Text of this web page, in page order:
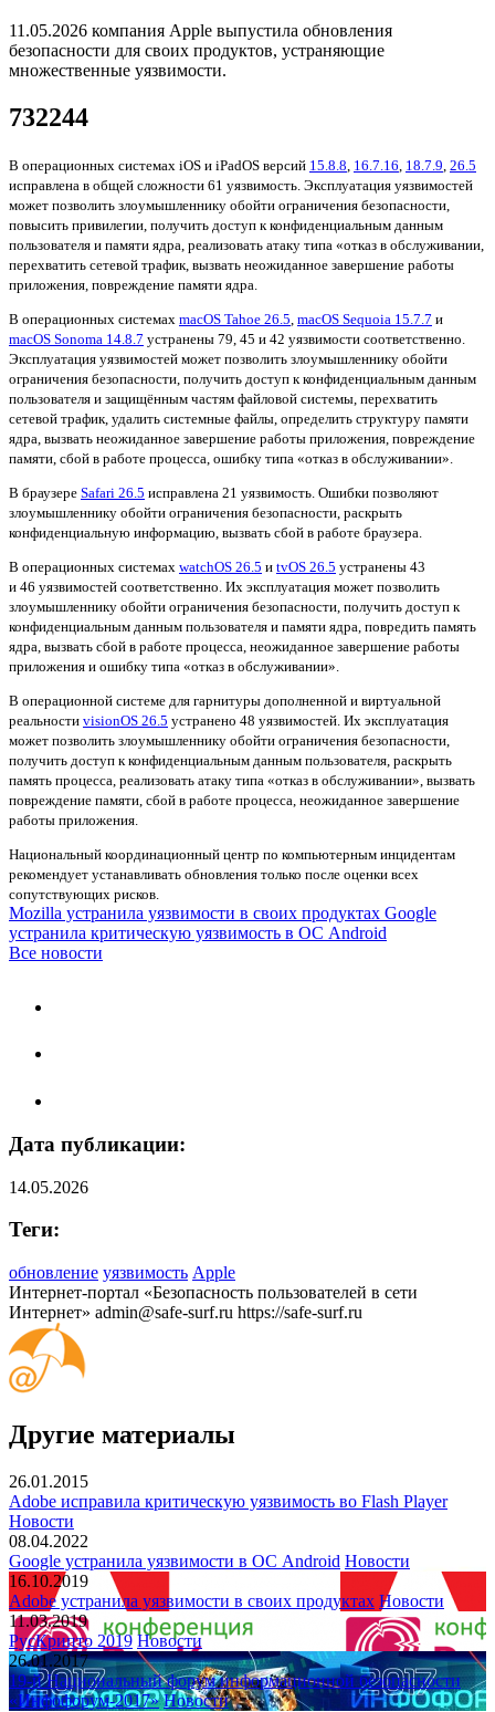
11.05.2026 компания Apple выпустила обновления
безопасности для своих продуктов, устраняющие
множественные уязвимости.
732244
В операционных системах iOS и iPadOS версий 15.8.8 16.7.16 18.7.9 26.5
исправлена в общей сложности 61 уязвимость. Эксплуатация уязвимостей
может позволить злоумышленнику обойти ограничения безопасности,
повысить привилегии, получить доступ к конфиденциальным данным
пользователя и памяти ядра, реализовать атаку типа «отказ в обслуживании,
перехватить сетевой трафик, вызвать неожиданное завершение работы
приложения, повреждение памяти ядра.
В операционных системах macOS Tahoe 26.5 macOS Sequoia 15.7.7 и
macOS Sonoma 14.8.7 устранены 79, 45 и 42 уязвимости соответственно.
Эксплуатация уязвимостей может позволить злоумышленнику обойти
ограничения безопасности, получить доступ к конфиденциальным данным
пользователя и защищённым частям файловой системы, перехватить
сетевой трафик, удалить системные файлы, определить структуру памяти
ядра, вызвать неожиданное завершение работы приложения, повреждение
памяти, сбой в работе процесса, ошибку типа «отказ в обслуживании».
В браузере Safari 26.5 исправлена 21 уязвимость. Ошибки позволяют
злоумышленнику обойти ограничения безопасности, раскрыть
конфиденциальную информацию, вызвать сбой в работе браузера.
В операционных системах watchOS 26.5 и tvOS 26.5 устранены 43
и 46 уязвимостей соответственно. Их эксплуатация может позволить
злоумышленнику обойти ограничения безопасности, получить доступ к
конфиденциальным данным пользователя и памяти ядра, повредить память
ядра, вызвать сбой в работе процесса, неожиданное завершение работы
приложения и ошибку типа «отказ в обслуживании».
В операционной системе для гарнитуры дополненной и виртуальной
реальности visionOS 26.5 устранено 48 уязвимостей. Их эксплуатация
может позволить злоумышленнику обойти ограничения безопасности,
получить доступ к конфиденциальным данным пользователя, раскрыть
память процесса, реализовать атаку типа «отказ в обслуживании», вызвать
повреждение памяти, сбой в работе процесса, неожиданное завершение
работы приложения.
Национальный координационный центр по компьютерным инцидентам
рекомендует устанавливать обновления только после оценки всех
сопутствующих рисков.
Mozilla устранила уязвимости в своих продуктах Google
устранила критическую уязвимость в ОС Android
Все новости
Дата публикации:
14.05.2026
Теги:
обновление уязвимость Apple
Интернет-портал «Безопасность пользователей в сети
Интернет» admin@safe-surf.ru https://safe-surf.ru
Другие материалы
26.01.2015
Adobe исправила критическую уязвимость во Flash Player
Новости
08.04.2022
Google устранила уязвимости в ОС Android Новости
16.10.2019
Adobe устранила уязвимости в своих продуктах Новости
11.03.2019
РусКрипто 2019 Новости
26.01.2017
19-й Национальный форум информационной безопасности
«Инфофорум-2017» Новости